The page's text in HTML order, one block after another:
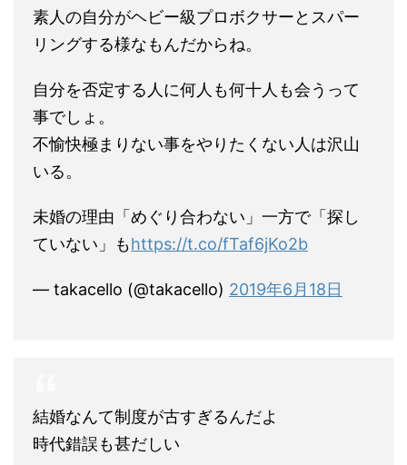
素人の自分がヘビー級プロボクサーとスパー
リングする様なもんだからね。
自分を否定する人に何人も何十人も会うって
事でしょ。
不愉快極まりない事をやりたくない人は沢山
いる。
未婚の理由「めぐり合わない」一方で「探し
ていない」もhttps://t.co/fTaf6jKo2b
— takacello (@takacello) 2019年6月18日
結婚なんて制度が古すぎるんだよ
時代錯誤も甚だしい